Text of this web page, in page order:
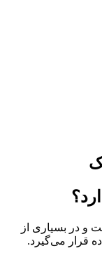
و در بسیاری از
قرار می‌گیرد.